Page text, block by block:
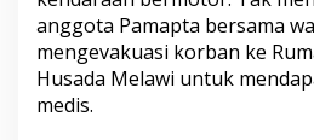
anggota Pamapta bersama
mengevakuasi korban ke
Husada Melawi untuk
medis.